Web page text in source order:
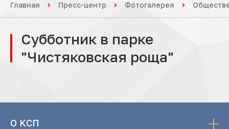
Главная Пресс-центр Фотогалерея
Субботник в парке
"Чистяковская роща"
О КСП